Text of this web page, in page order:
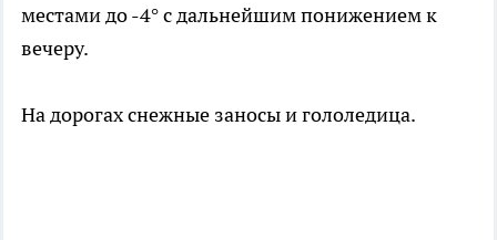
местами до -4° с дальнейшим понижением к
вечеру.
На дорогах снежные заносы и гололедица.